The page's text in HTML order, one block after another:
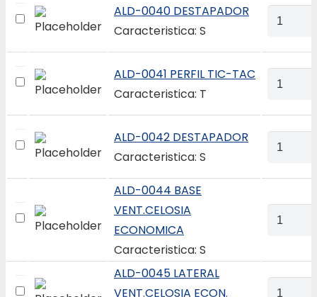
P/
PUERTA
DE
quantity
ALD-0040 DESTAPADOR
Caracteristica: S
ALD-
quantity
ALD-0041 PERFIL TIC-TAC
Caracteristica: T
ALD-
PERFIL
TIC-
TAC
quantity
ALD-0042 DESTAPADOR
Caracteristica: S
ALD-
ALD-0044 BASE
VENT.CELOSIA
ECONOMICA
Caracteristica: S
ALD-
ALD-0045 LATERAL
VENT.CELOSIA ECON.
ALD-